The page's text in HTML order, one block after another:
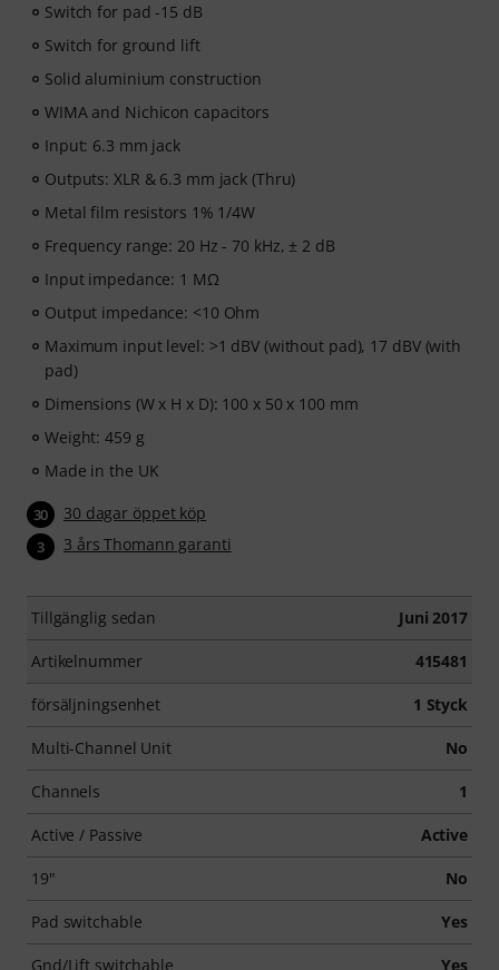
Switch for pad -15 dB
Switch for ground lift
Solid aluminium construction
WIMA and Nichicon capacitors
Input: 6.3 mm jack
Outputs: XLR & 6.3 mm jack (Thru)
Metal film resistors 1% 1/4W
Frequency range: 20 Hz - 70 kHz, ± 2 dB
Input impedance: 1 MΩ
Output impedance: <10 Ohm
Maximum input level: >1 dBV (without pad), 17 dBV (with
pad)
Dimensions (W x H x D): 100 x 50 x 100 mm
Weight: 459 g
Made in the UK
30 30 dagar öppet köp
3 3 års Thomann garanti
Tillgänglig sedan Juni 2017
Artikelnummer 415481
försäljningsenhet 1 Styck
Multi-Channel Unit No
Channels 1
Active / Passive Active
19" No
Pad switchable Yes
Gnd/Lift switchable Yes